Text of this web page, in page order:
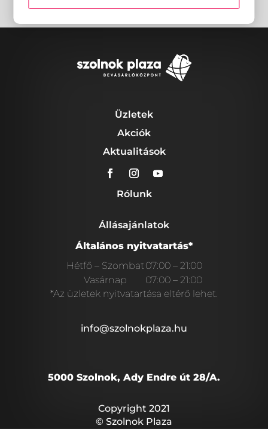
Üzletek
Akciók
Aktualitások
Rólunk
Állásajánlatok
Általános nyitvatartás*
Hétfő – Szombat07:00 – 21:00
Vasárnap
07:00 – 21:00
*Az üzletek nyitvatartása eltérő lehet.
info@szolnokplaza.hu
5000 Szolnok, Ady Endre út 28/A.
Copyright 2021
© Szolnok Plaza